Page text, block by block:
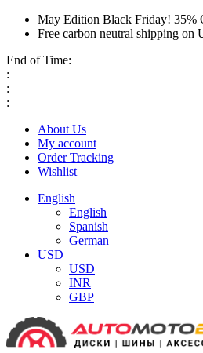
May Edition Black Friday! 35%
Free carbon neutral shipping on
End of Time:
:
:
:
About Us
My account
Order Tracking
Wishlist
English
English
Spanish
German
USD
USD
INR
GBP